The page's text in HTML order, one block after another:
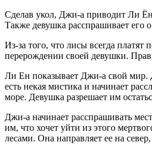
Сделав укол, Джи-а приводит Ли
Также девушка расспрашивает его
Из-за того, что лисы всегда
перерождении своей девушки.
Ли Ен показывает Джи-а свой мир.
есть некая мистика и начинает
море. Девушка разрешает им
Джи-а начинает расспрашивать
им, что хочет уйти из этого
лесами. Она направляет ее на